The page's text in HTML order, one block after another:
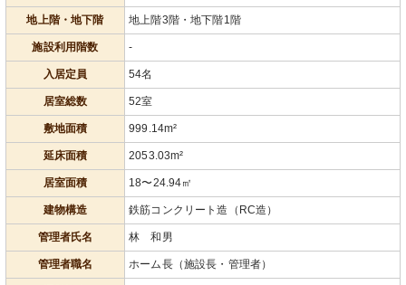
地上階・地下階 地上階3階・地下階1階
施設利用階数 -
入居定員 54名
居室総数 52室
敷地面積 999.14m²
延床面積 2053.03m²
居室面積 18〜24.94㎡
建物構造 鉄筋コンクリート造（RC造）
管理者氏名 林 和男
管理者職名 ホーム長（施設長・管理者）